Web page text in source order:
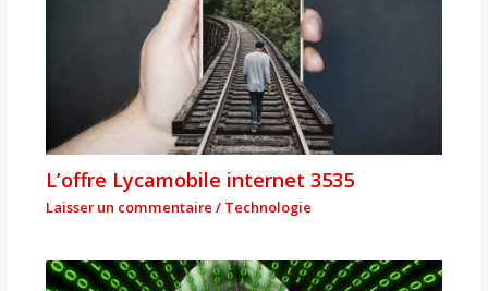
L’offre Lycamobile internet 3535
Laisser un commentaire / Technologie